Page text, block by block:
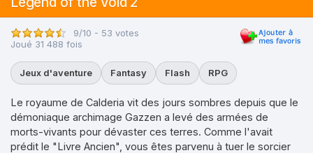
9/10 - 53 votes
Joué 31 488 fois
Jeux d'aventure Fantasy Flash RPG
Le royaume de Calderia vit des jours sombres depuis que le
démoniaque archimage Gazzen a levé des armées de
morts-vivants pour dévaster ces terres. Comme l'avait
prédit le "Livre Ancien", vous êtes parvenu à tuer le sorcier